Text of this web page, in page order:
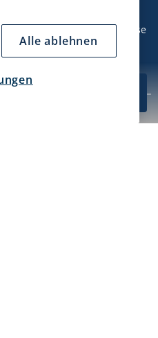
13) Mi/Do: 10:30-19 Uhr (Pause
(Pause 12-13)
Alle ablehnen